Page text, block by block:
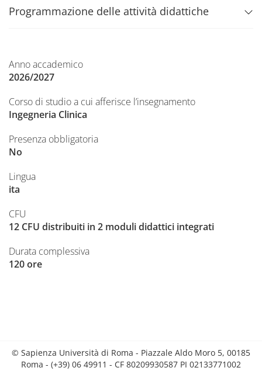
Programmazione delle attività didattiche
Anno accademico
2026/2027
Corso di studio a cui afferisce l’insegnamento
Ingegneria Clinica
Presenza obbligatoria
No
Lingua
ita
CFU
12 CFU distribuiti in 2 moduli didattici integrati
Durata complessiva
120 ore
© Sapienza Università di Roma - Piazzale Aldo Moro 5, 00185
Roma - (+39) 06 49911 - CF 80209930587 PI 02133771002